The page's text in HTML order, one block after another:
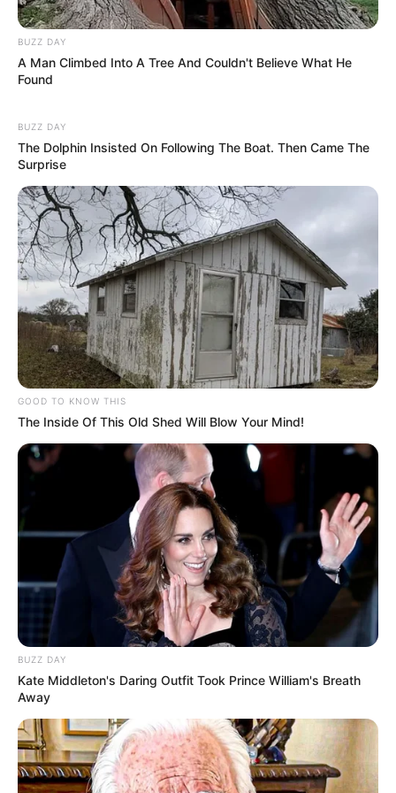
Como fazer em casa
Dainha
BUZZ DAY
A Man Climbed Into A Tree And Couldn't Believe What He
Found
BUZZ DAY
The Dolphin Insisted On Following The Boat. Then Came The
Surprise
GOOD TO KNOW THIS
The Inside Of This Old Shed Will Blow Your Mind!
BUZZ DAY
Kate Middleton's Daring Outfit Took Prince William's Breath
Away